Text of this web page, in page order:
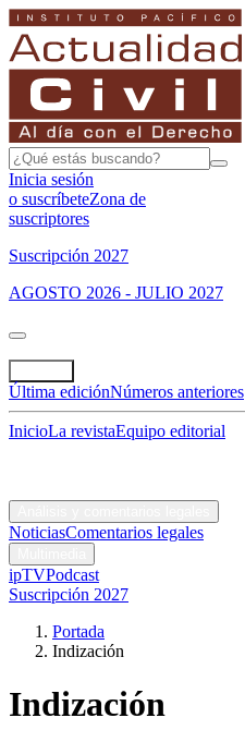
Inicia sesión
o suscríbeteZona de
suscriptores
Suscripción 2027
AGOSTO 2026 - JULIO 2027
Última ediciónNúmeros anteriores
InicioLa revistaEquipo editorial
NoticiasComentarios legales
ipTVPodcast
Suscripción 2027
Portada
Indización
Indización